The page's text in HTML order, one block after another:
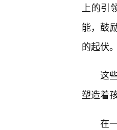
上的引
能，鼓
的起伏。
这
塑造着
在